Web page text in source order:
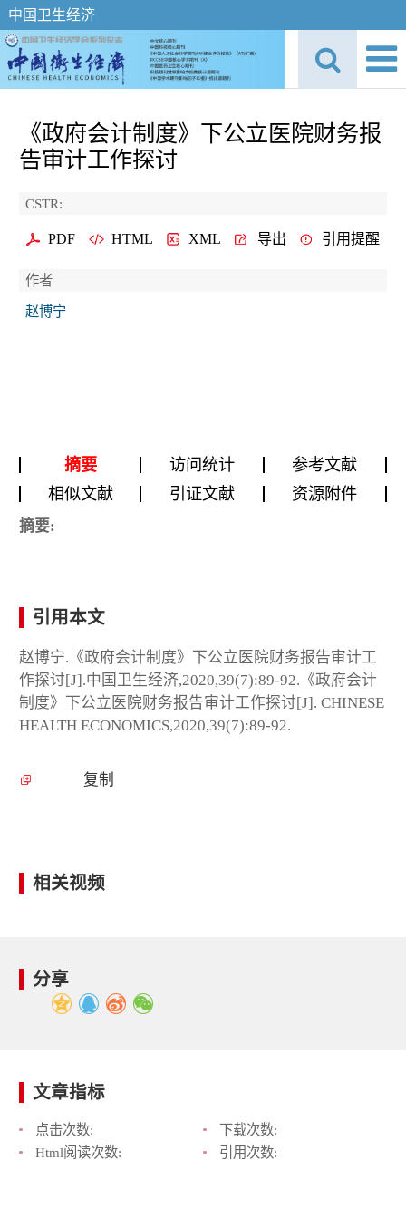
中国卫生经济
《政府会计制度》下公立医院财务报
告审计工作探讨
CSTR:
PDF HTML XML 导出 引用提醒
作者
赵博宁
摘要 访问统计
参考文献
相似文献
引证文献 资源附件
摘要:
引用本文
赵博宁.《政府会计制度》下公立医院财务报告审计工
作探讨[J].中国卫生经济,2020,39(7):89-92.《政府会计
制度》下公立医院财务报告审计工作探讨[J]. CHINESE
HEALTH ECONOMICS,2020,39(7):89-92.
复制
相关视频
分享
文章指标
点击次数:
下载次数:
Html阅读次数:
引用次数: